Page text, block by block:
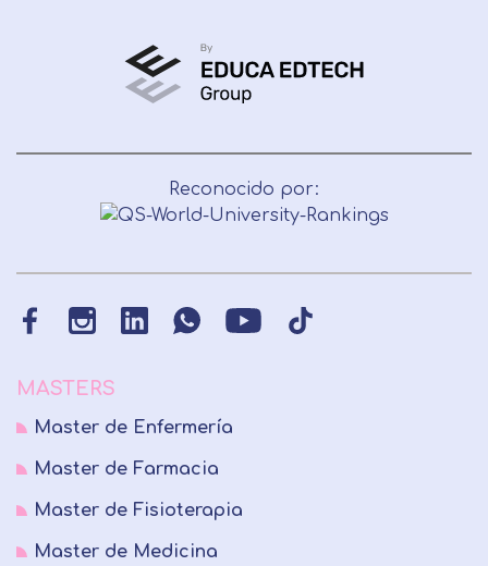
Reconocido por:
MASTERS
Master de Enfermería
Master de Farmacia
Master de Fisioterapia
Master de Medicina